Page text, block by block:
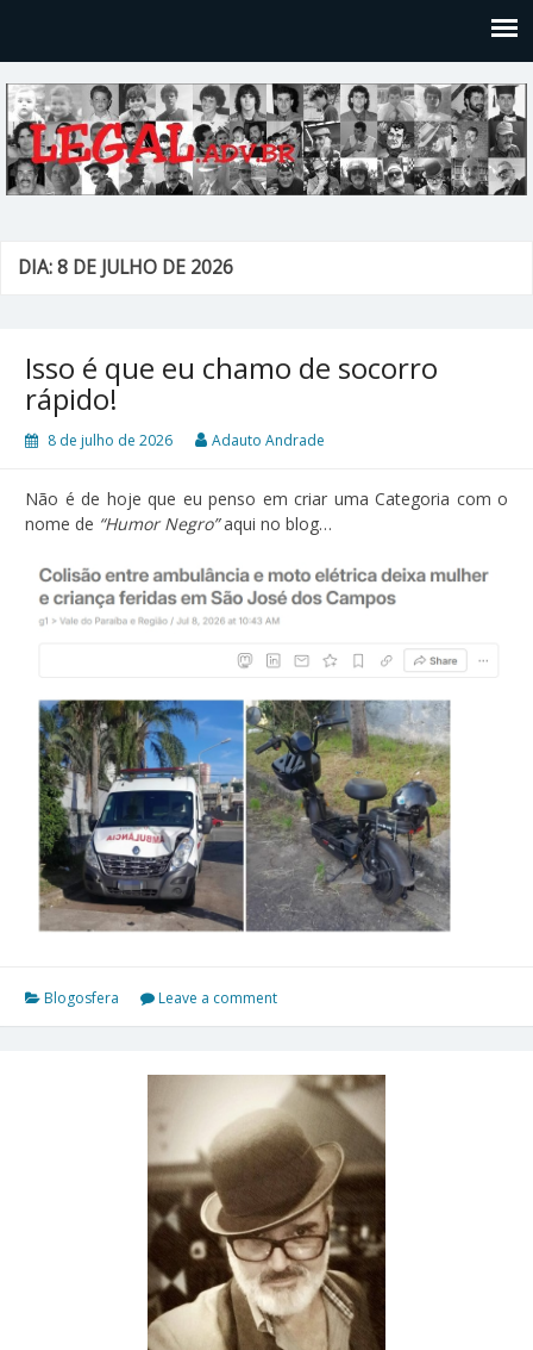
DIA: 8 DE JULHO DE 2026
Isso é que eu chamo de socorro
rápido!
8 de julho de 2026 Adauto Andrade
Não é de hoje que eu penso em criar uma Categoria com o
nome de “Humor Negro”aqui no blog…
Blogosfera Leave a comment